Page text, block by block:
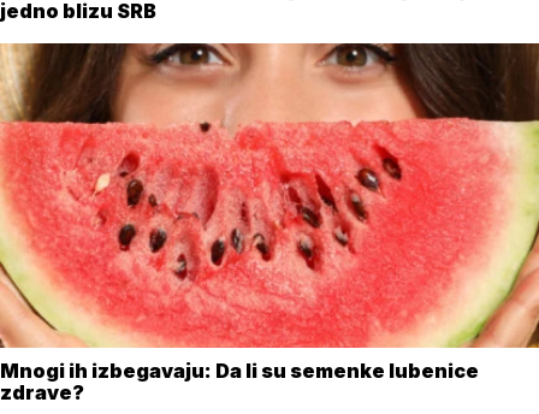
jedno blizu SRB
Mnogi ih izbegavaju: Da li su semenke lubenice
zdrave?